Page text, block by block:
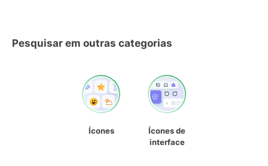
Pesquisar em outras categorias
Ícones
Ícones de
interface